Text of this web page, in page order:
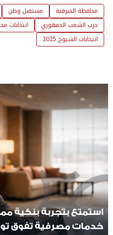
محافظة الشرقية مستقبل وطن
حزب الشعب الجمهوري
انتخابات
انتخابات الشيوخ 2025